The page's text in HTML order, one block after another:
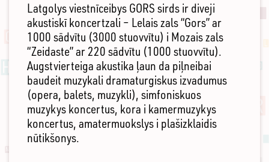
Latgolys viestnīceibys GORS sirds ir diveji
akustiskī koncertzali – Lelais zals “Gors” ar
1000 sādvītu (3000 stuovvītu) i Mozais zals
“Zeidaste” ar 220 sādvītu (1000 stuovvītu).
Augstvierteiga akustika ļaun da piļneibai
baudeit muzykali dramaturgiskus izvadumus
(opera, balets, muzykli), simfoniskuos
muzykys koncertus, kora i kamermuzykys
koncertus, amatermuokslys i plašizklaidis
nūtikšonys.